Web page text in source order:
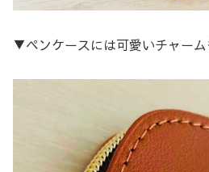
▼ペンケースには可愛いチャー